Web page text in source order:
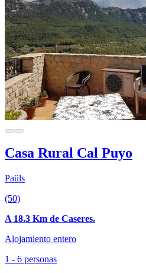
Casa Rural Cal Puyo
Paüls
(50)
A 18.3 Km de Caseres.
Alojamiento entero
1 - 6 personas